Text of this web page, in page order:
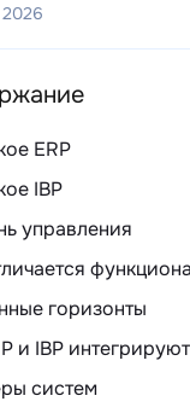
ERP
IBP
управления
горизонты
и IBP
систем